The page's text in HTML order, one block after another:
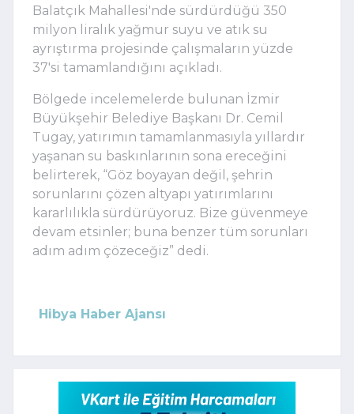
Balatçık Mahallesi'nde sürdürdüğü 350
milyon liralık yağmur suyu ve atık su
ayrıştırma projesinde çalışmaların yüzde
37'si tamamlandığını açıkladı.
Bölgede incelemelerde bulunan İzmir
Büyükşehir Belediye Başkanı Dr. Cemil
Tugay, yatırımın tamamlanmasıyla yıllardır
yaşanan su baskınlarının sona ereceğini
belirterek, “Göz boyayan değil, şehrin
sorunlarını çözen altyapı yatırımlarını
kararlılıkla sürdürüyoruz. Bize güvenmeye
devam etsinler; buna benzer tüm sorunları
adım adım çözeceğiz” dedi.
Hibya Haber Ajansı